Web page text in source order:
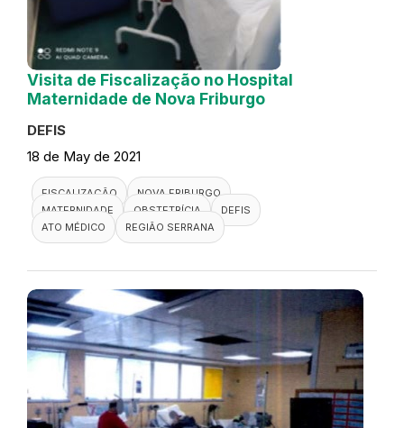
Visita de Fiscalização no Hospital
Maternidade de Nova Friburgo
DEFIS
18 de May de 2021
FISCALIZAÇÃO
NOVA FRIBURGO
MATERNIDADE
OBSTETRÍCIA
DEFIS
ATO MÉDICO
REGIÃO SERRANA